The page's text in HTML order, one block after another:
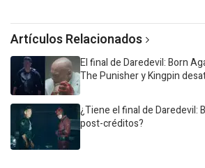
Artículos Relacionados
El final de Daredevil: Born
The Punisher y Kingpin
¿Tiene el final de Daredevil:
post-créditos?